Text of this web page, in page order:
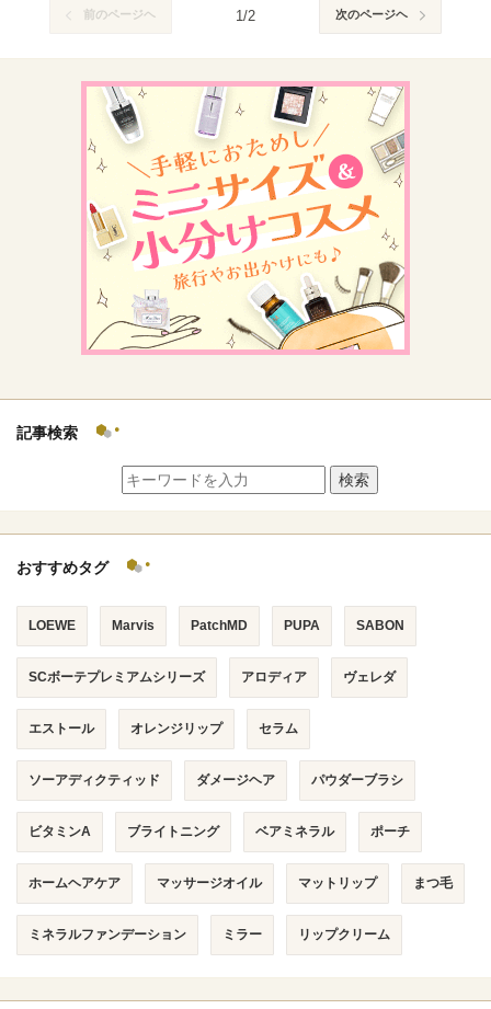
前のページヘ 1/2 次のページヘ
記事検索
検索
おすすめタグ
LOEWE Marvis PatchMD PUPA SABON
SCボーテプレミアムシリーズ アロディア ヴェレダ
エストール オレンジリップ セラム
ソーアディクティッド ダメージヘア パウダーブラシ
ビタミンA ブライトニング ベアミネラル ポーチ
ホームヘアケア マッサージオイル マットリップ まつ毛
ミネラルファンデーション ミラー リップクリーム